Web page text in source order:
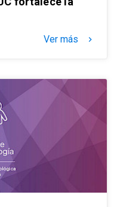
Ver más keyboard_arrow_right